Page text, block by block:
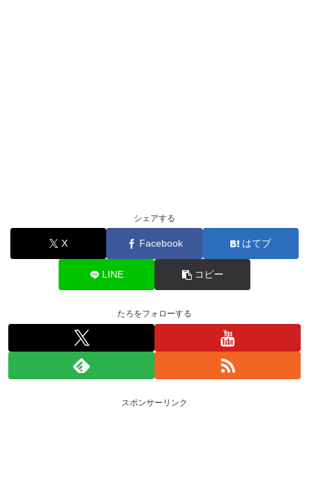
シェアする
X Facebook はてブ
LINE コピー
たろをフォローする
スポンサーリンク